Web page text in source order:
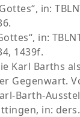
den
und
und im
für
der
in:
in:
1439f.
Karl Barths
Gegenwart.
Barth-
in: